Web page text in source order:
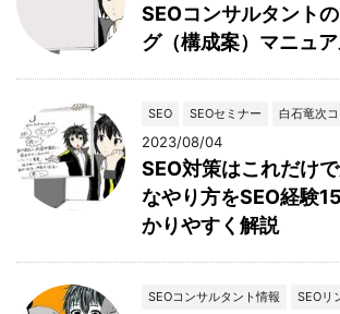
SEOコンサルタント
グ（構成案）マニュア
SEO SEOセミナー 白石竜次
2023/08/04
SEO対策はこれだけ
なやり方をSEO経験
かりやすく解説
SEOコンサルタント情報 SEOリ